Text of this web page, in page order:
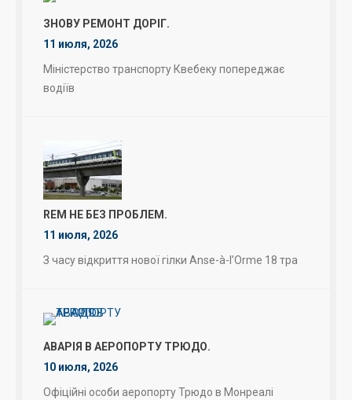
ЗНОВУ РЕМОНТ ДОРІГ.
11 июля, 2026
Міністерство транспорту Квебеку попереджає
водіїв
REM НЕ БЕЗ ПРОБЛЕМ.
11 июля, 2026
З часу відкриття нової гілки Anse-à-l’Orme 18 тра
АВАРІЯ В АЕРОПОРТУ ТРЮДО.
10 июля, 2026
Офіційні особи аеропорту Трюдо в Монреалі